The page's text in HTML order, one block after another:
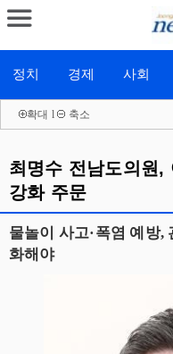
정치 경제 사회
확대 l 축소
최명수 전남도의원,
강화 주문
물놀이 사고·폭염 예방,
화해야